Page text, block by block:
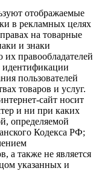
отображаемые
в рекламных целях
на товарные
и знаки
правообладателей
идентификации
пользователей
товаров и услуг.
сайт носит
и ни при каких
определяемой
Кодекса РФ;
а также не является
указанных и